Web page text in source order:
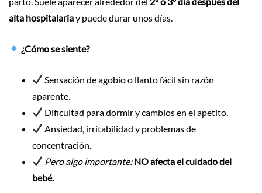
alta hospitalariay puede durar unos días.
¿Cómo se siente?
Sensación de agobio o llanto fácil sin razón
aparente.
Dificultad para dormir y cambios en el apetito.
Ansiedad, irritabilidad y problemas de
concentración.
Pero algo importante:NO afecta el cuidado del
bebé.